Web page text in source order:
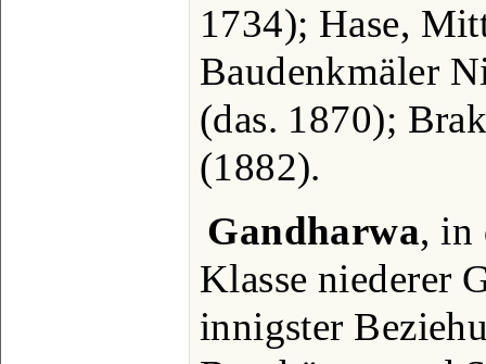
1734); Hase,
Baudenkmäler
(das. 1870);
(1882).
Gandharwa, in
Klasse niederer
innigster